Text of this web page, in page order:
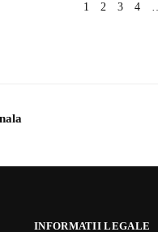
1
2 3 4
INFORMATII LEGALE